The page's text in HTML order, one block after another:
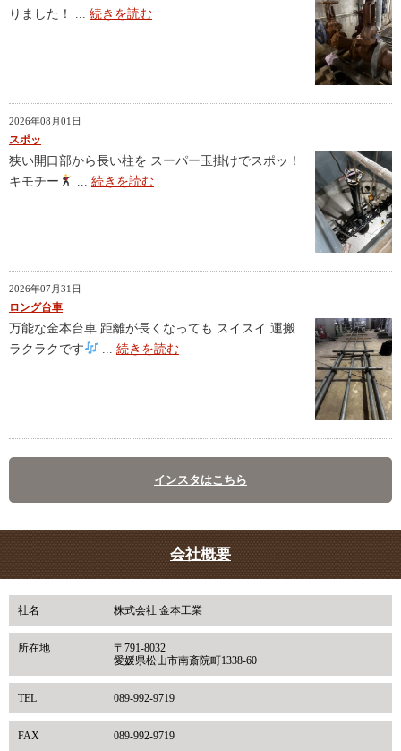
りました！ ... 続きを読む
2026年08月01日
スポッ
狭い開口部から長い柱を スーパー玉掛けでスポッ！
キモチー
続きを読む
2026年07月31日
ロング台車
万能な金本台車 距離が長くなっても スイスイ 運搬
ラクラクです
... 続きを読む
インスタはこちら
会社概要
社名 株式会社 金本工業
所在地
〒791-8032
愛媛県松山市南斎院町1338-60
TEL 089-992-9719
FAX 089-992-9719